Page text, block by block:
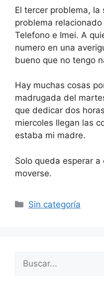
El tercer problema,
problema
Telefono e Imei. A
numero en una
bueno que no tengo
Hay muchas cosas
madrugada del
que dedicar dos
miercoles llegan las
estaba mi madre.
Solo queda esperar
moverse.
Categorías
Sin categoría